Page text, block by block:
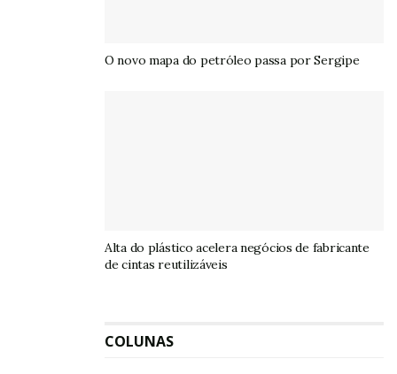
O novo mapa do petróleo passa por Sergipe
Alta do plástico acelera negócios de fabricante
de cintas reutilizáveis
COLUNAS